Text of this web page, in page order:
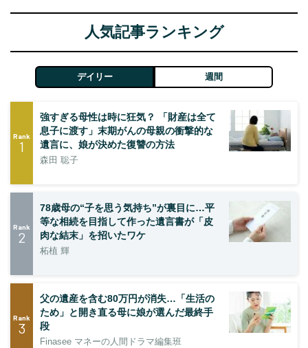
人気記事ランキング
デイリー 週間
Rank
1
強すぎる母性は時に狂気？ 「財産は全て
息子に渡す」末期がんの母親の衝撃的な
遺言に、娘が決めた復讐の方法
森田 聡子
Rank
2
78歳母の“子を思う気持ち”が裏目に…平
等な相続を目指して作った遺言書が「皮
肉な結末」を招いたワケ
柘植 輝
Rank
3
父の遺産を含む80万円が消失…「生活の
ため」と開き直る母に娘が選んだ最終手
段
Finasee マネーの人間ドラマ編集班